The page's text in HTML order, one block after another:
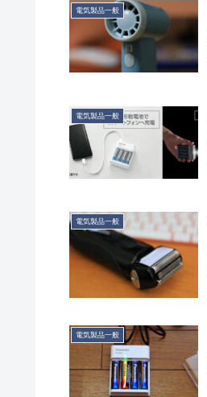
電気製品一般
電気製品一般
電気製品一般
電気製品一般